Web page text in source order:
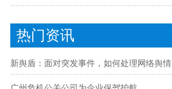
热门资讯
新舆盾：面对突发事件，如何处理网络舆情